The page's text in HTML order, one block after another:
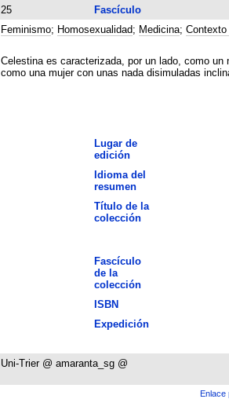
25
Fascículo
Feminismo; Homosexualidad; Medicina;
Celestina es caracterizada, por un lado, como
como una mujer con unas nada disimuladas
Lugar de
edición
Idioma del
resumen
Título de la
colección
Fascículo
de la
colección
ISBN
Expedición
Uni-Trier @ amaranta_sg @
Enlace